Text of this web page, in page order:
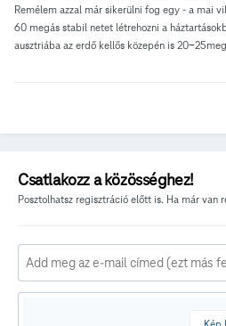
Remélem azzal már sikerülni fog egy - a mai
60 megás stabil netet létrehozni a
ausztriába az erdő kellős közepén is 20-
Csatlakozz a közösséghez!
Posztolhatsz regisztráció előtt is. Ha már van